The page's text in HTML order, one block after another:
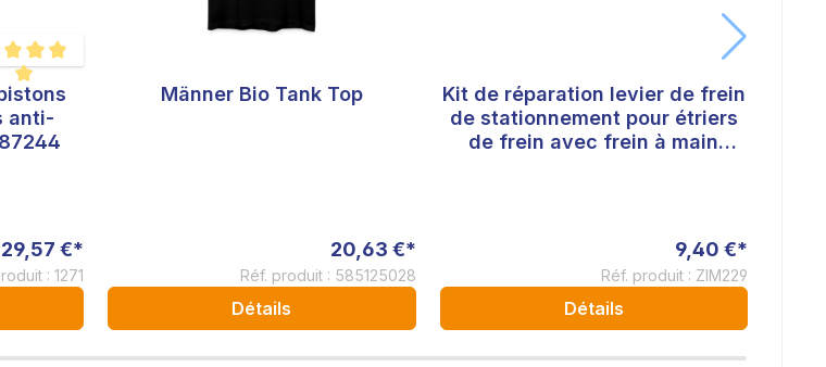
moyenne de 5 sur 5 étoiles
anti-
29,57 €*
: 1271
Männer Bio Tank Top
20,63 €*
Réf. produit : 585125028
Détails
Kit de réparation levier de frein
de stationnement pour étriers
de frein avec frein à main
9,40 €*
Réf. produit : ZIM229
Détails